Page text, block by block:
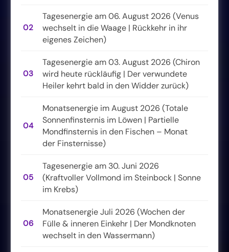
02
Tagesenergie am 06. August 2026 (Venus
wechselt in die Waage | Rückkehr in ihr
eigenes Zeichen)
03
Tagesenergie am 03. August 2026 (Chiron
wird heute rückläufig | Der verwundete
Heiler kehrt bald in den Widder zurück)
04
Monatsenergie im August 2026 (Totale
Sonnenfinsternis im Löwen | Partielle
Mondfinsternis in den Fischen – Monat
der Finsternisse)
05
Tagesenergie am 30. Juni 2026
(Kraftvoller Vollmond im Steinbock | Sonne
im Krebs)
06
Monatsenergie Juli 2026 (Wochen der
Fülle & inneren Einkehr | Der Mondknoten
wechselt in den Wassermann)